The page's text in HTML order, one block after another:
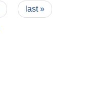
last »